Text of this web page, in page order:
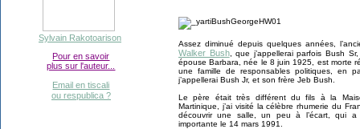
Sylvain Rakotoarison
Pour en savoir
plus sur l'auteur...
Email en tiscali
ou respublica ?
Assez diminué depuis quelques années,
Walker Bush, que j’appellerai parfois Bush
épouse Barbara, née le 8 juin 1925, est morte
une famille de responsables politiques, en
j’appellerai Bush Jr, et son frère Jeb Bush.
Le père était très différent du fils à la
Martinique, j’ai visité la célèbre rhumerie du
découvrir une salle, un peu à l’écart, qui a
importante le 14 mars 1991.